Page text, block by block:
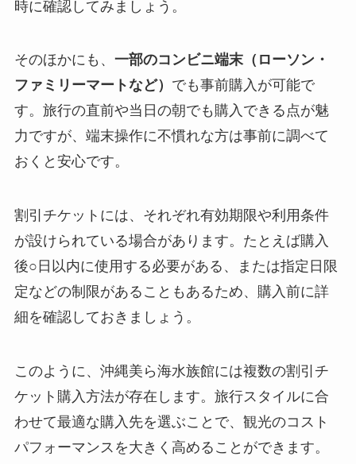
時に確認してみましょう。
そのほかにも、 一部のコンビニ端末（ローソン・
ファミリーマートなど） でも事前購入が可能で
す。旅行の直前や当日の朝でも購入できる点が魅
力ですが、端末操作に不慣れな方は事前に調べて
おくと安心です。
割引チケットには、それぞれ有効期限や利用条件
が設けられている場合があります。たとえば購入
後○日以内に使用する必要がある、または指定日限
定などの制限があることもあるため、購入前に詳
細を確認しておきましょう。
このように、沖縄美ら海水族館には複数の割引チ
ケット購入方法が存在します。旅行スタイルに合
わせて最適な購入先を選ぶことで、観光のコスト
パフォーマンスを大きく高めることができます。